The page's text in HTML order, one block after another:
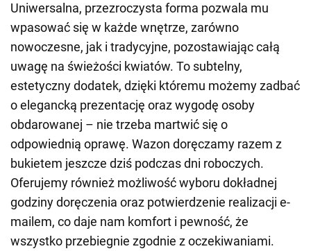
Uniwersalna, przezroczysta forma pozwala mu
wpasować się w każde wnętrze, zarówno
nowoczesne, jak i tradycyjne, pozostawiając całą
uwagę na świeżości kwiatów. To subtelny,
estetyczny dodatek, dzięki któremu możemy zadbać
o elegancką prezentację oraz wygodę osoby
obdarowanej – nie trzeba martwić się o
odpowiednią oprawę. Wazon doręczamy razem z
bukietem jeszcze dziś podczas dni roboczych.
Oferujemy również możliwość wyboru dokładnej
godziny doręczenia oraz potwierdzenie realizacji e-
mailem, co daje nam komfort i pewność, że
wszystko przebiegnie zgodnie z oczekiwaniami.